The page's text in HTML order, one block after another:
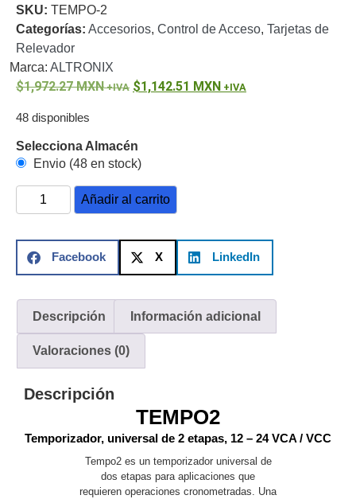
para
Cámaras Partes
o
Refacciones
de
VideoTransceptores
Cables y
Conectores
Adaptador
y
VideoCable
Coaxial y
ConectoresCables
Armados -
CoaxialCategoría
5eFibra
Alimentación
Electricidad
RG59
Telefónico VGA
/ DVI /
SKU: TEMPO-2
Categorías: Accesorios, Control de Acceso, Tarjetas de
Relevador
Marca: ALTRONIX
1,972.27MXN 1,142.51 MXN
48 disponibles
Selecciona Almacén
Envio (48 en stock)
Añadir al carrito
Facebook X LinkedIn
Descripción Información adicional
Valoraciones (0)
Descripción
TEMPO2
Temporizador, universal de 2 etapas, 12 – 24 VCA / VCC
Tempo2 es un temporizador universal de
dos etapas para aplicaciones que
requieren operaciones cronometradas. Una